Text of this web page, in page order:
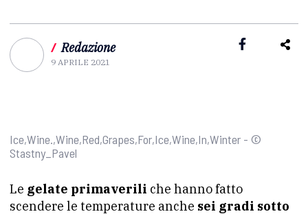
/ Redazione
9 APRILE 2021
Ice,Wine.,Wine,Red,Grapes,For,Ice,Wine,In,Winter - ©
Stastny_Pavel
Le gelate primaverili che hanno fatto
scendere le temperature anche sei gradi sotto